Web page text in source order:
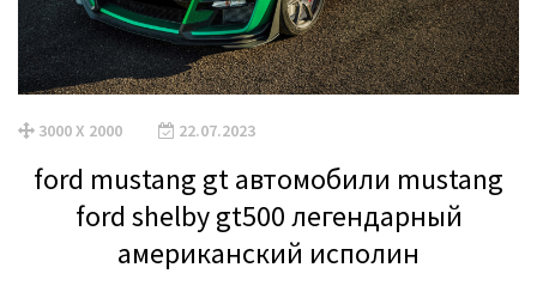
3000 X 2000 22.07.2023
ford mustang gt автомобили mustang
ford shelby gt500 легендарный
американский исполин